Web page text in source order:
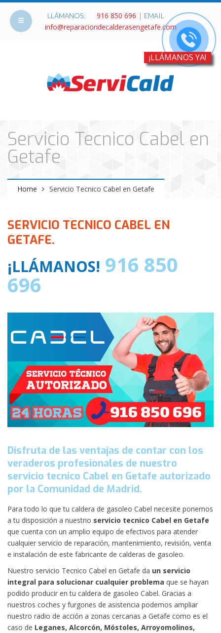
LLÁMANOS: 916 850 696 | EMAIL
info@reparaciondecalderasengetafe.com
Servicio Tecnico Cabel en
Getafe
Home Servicio Tecnico Cabel en Getafe
SERVICIO TECNICO CABEL EN
GETAFE.
¡LLÁMANOS! 916 850
696
Disfruta de las ventajas de contar con los
veraderos profesionales de nuestro
servicio tecnico Cabel en Getafe autorizado
por la Comunidad de Madrid.
Para todo lo que tu caldera de gasoleo Cabel necesite ponemos
a tu disposición a nuestrio servicio tecnico Cabel en Getafe
que cuenta con un amplio equipo de efectivos para atender
cualquier servicio de reparación, mantenimiento, revisión, venta
e instalación de este fabricante de calderas de gasoleo.
Nuestro servicio Tecnico Cabel en Getafe da un servicio
integral para solucionar cualquier problema que se hayan
podido producir en tu caldera de gasoleo Cabel. Gracias a
nuestros coches y furgones de asistencia podemos ampliar
nuestro radio de acción a zonas cercanas a Getafe como es el
caso de Leganes, Alcorcón, Móstoles, Arroyomolinos,
¡LLÁMANOS YA!